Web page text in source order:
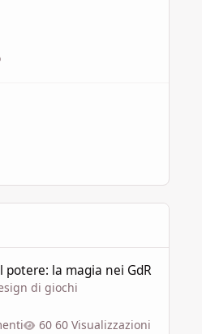
potere: la magia nei GdR
di giochi
60 Visualizzazioni